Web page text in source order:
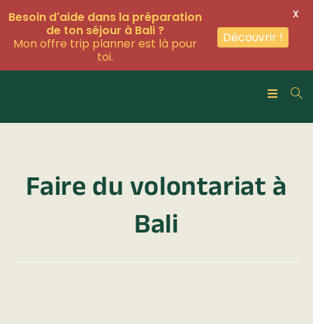
Faire du volontariat à
Bali
Besoin d'aide dans la préparation
de ton séjour à Bali ?
Mon offre trip planner est là pour
toi.
Découvrir !
X